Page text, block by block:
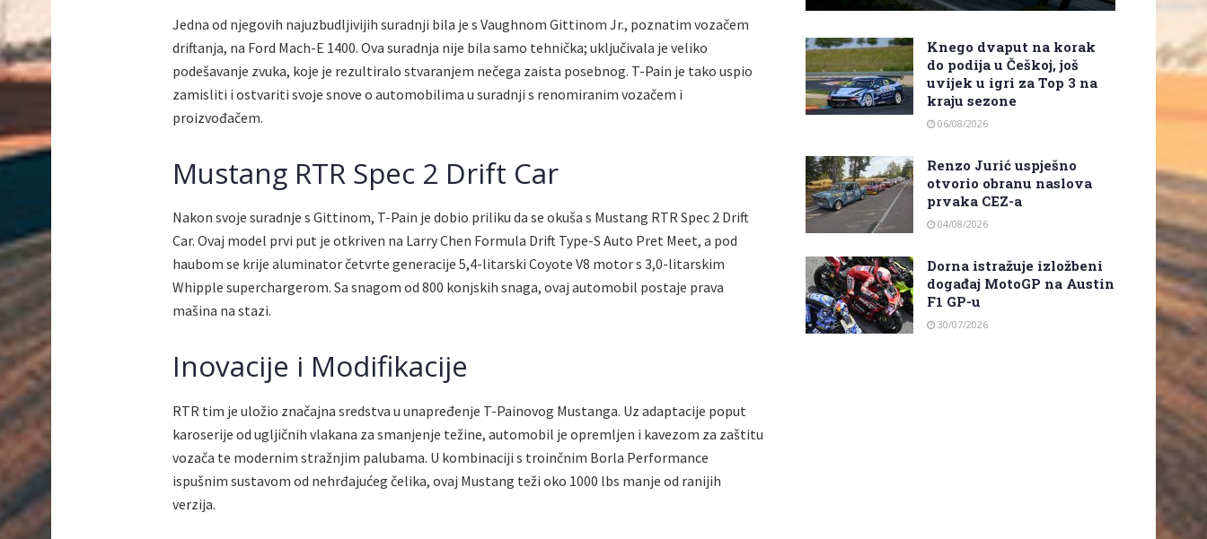
Jedna od njegovih najuzbudljivijih suradnji bila je s Vaughnom Gittinom Jr., poznatim vozačem
driftanja, na Ford Mach-E 1400. Ova suradnja nije bila samo tehnička; uključivala je veliko
podešavanje zvuka, koje je rezultiralo stvaranjem nečega zaista posebnog. T-Pain je tako uspio
zamisliti i ostvariti svoje snove o automobilima u suradnji s renomiranim vozačem i
proizvođačem.
Mustang RTR Spec 2 Drift Car
Nakon svoje suradnje s Gittinom, T-Pain je dobio priliku da se okuša s Mustang RTR Spec 2 Drift
Car. Ovaj model prvi put je otkriven na Larry Chen Formula Drift Type-S Auto Pret Meet, a pod
haubom se krije aluminator četvrte generacije 5,4-litarski Coyote V8 motor s 3,0-litarskim
Whipple superchargerom. Sa snagom od 800 konjskih snaga, ovaj automobil postaje prava
mašina na stazi.
Inovacije i Modifikacije
RTR tim je uložio značajna sredstva u unapređenje T-Painovog Mustanga. Uz adaptacije poput
karoserije od ugljičnih vlakana za smanjenje težine, automobil je opremljen i kavezom za zaštitu
vozača te modernim stražnjim palubama. U kombinaciji s troinčnim Borla Performance
ispušnim sustavom od nehrđajućeg čelika, ovaj Mustang teži oko 1000 lbs manje od ranijih
verzija.
Knego dvaput na korak
do podija u Češkoj, još
uvijek u igri za Top 3 na
kraju sezone
06/08/2026
Renzo Jurić uspješno
otvorio obranu naslova
prvaka CEZ-a
04/08/2026
Dorna istražuje izložbeni
događaj MotoGP na Austin
F1 GP-u
30/07/2026